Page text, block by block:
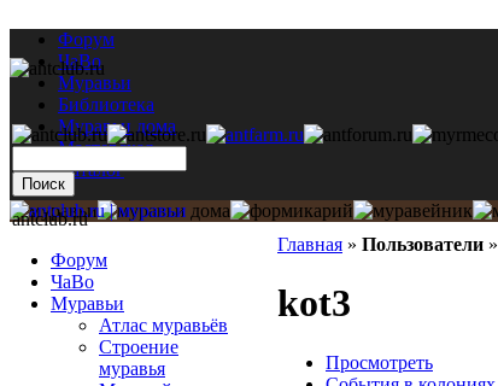
Форум
ЧаВо
Муравьи
Библиотека
Муравьи дома
Мастерская
Каталог
Главная » Пользователи »
kot3
Просмотреть
antclub.ru
Форум
ЧаВо
Муравьи
Атлас муравьёв
Строение
муравья